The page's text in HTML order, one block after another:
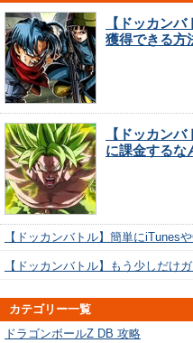
【ドッカン
獲得できる方
【ドッカン
に課金するな
【ドッカンバトル】簡単にiTunes
【ドッカンバトル】もう少しだけ
カテゴリー一覧
ドラゴンボールZ DB 攻略